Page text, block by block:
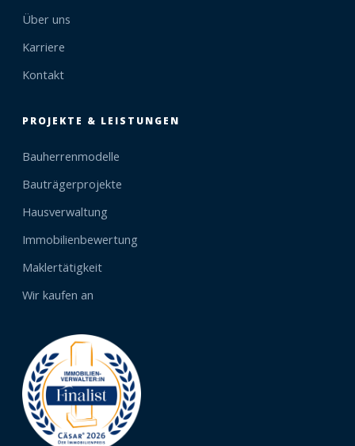
Über uns
Karriere
Kontakt
PROJEKTE & LEISTUNGEN
Bauherrenmodelle
Bauträgerprojekte
Hausverwaltung
Immobilienbewertung
Maklertätigkeit
Wir kaufen an